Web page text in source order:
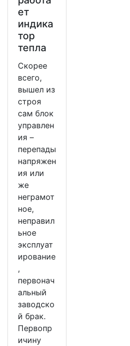
ет
индика
тор
тепла
Скорее
всего,
вышел из
строя
сам блок
управлен
ия –
перепады
напряжен
ия или
же
неграмот
ное,
неправил
ьное
эксплуат
ирование
,
первонач
альный
заводско
й брак.
Первопр
ичину